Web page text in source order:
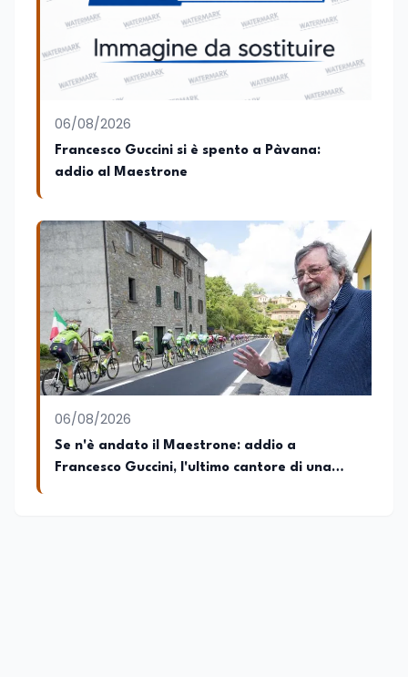
06/08/2026
Francesco Guccini si è spento a Pàvana:
addio al Maestrone
06/08/2026
Se n'è andato il Maestrone: addio a
Francesco Guccini, l'ultimo cantore di una